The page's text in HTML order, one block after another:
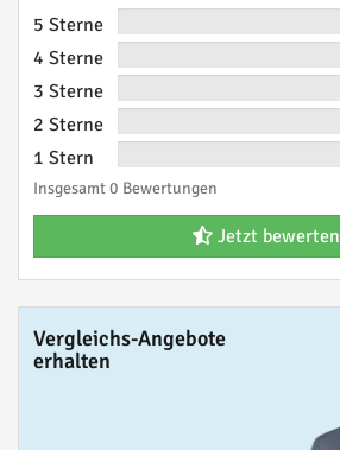
5 Sterne
4 Sterne
3 Sterne
2 Sterne
1 Stern
Insgesamt 0 Bewertungen
Jetzt bewerten
Vergleichs-Angebote
erhalten